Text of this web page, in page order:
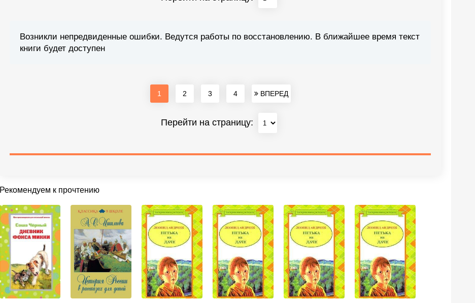
Возникли непредвиденные ошибки. Ведутся работы по восстановлению. В ближайшее время текст
книги будет доступен
1 2 3 4 ВПЕРЕД
Перейти на страницу:
Рекомендуем к прочтению